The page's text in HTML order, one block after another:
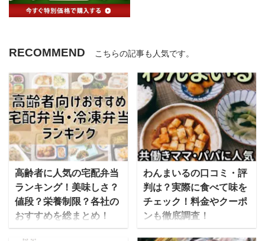
RECOMMEND こちらの記事も人気です。
高齢者に人気の宅配弁当
ランキング！美味しさ？
値段？栄養制限？各社の
おすすめを総まとめ！
わんまいるの口コミ・評
判は？実際に食べて味を
チェック！料金やクーポ
ンも徹底調査！